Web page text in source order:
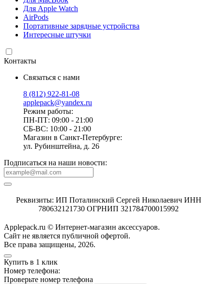
Для Apple Watch
AirPods
Портативные зарядные устройства
Интересные штучки
Контакты
Связаться с нами
8 (812) 922-81-08
applepack@yandex.ru
Режим работы:
ПН-ПТ: 09:00 - 21:00
СБ-ВС: 10:00 - 21:00
Магазин в Санкт-Петербурге:
ул. Рубинштейна, д. 26
Подписаться на наши новости:
Реквизиты: ИП Поталинский Сергей Николаевич ИНН
780632121730 ОГРНИП 321784700015992
Applepack.ru © Интернет-магазин аксессуаров.
Cайт не является публичной офертой.
Все права защищены, 2026.
Купить в 1 клик
Номер телефона:
Проверьте номер телефона